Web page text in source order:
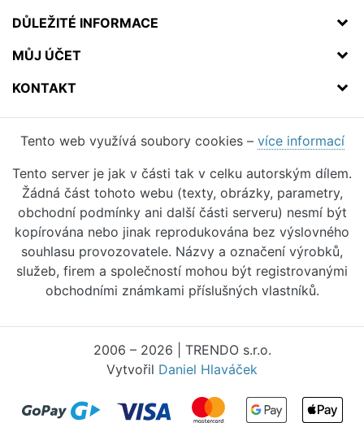
DŮLEŽITÉ INFORMACE
MŮJ ÚČET
KONTAKT
Tento web využívá soubory cookies – více informací
Tento server je jak v části tak v celku autorským dílem.
Žádná část tohoto webu (texty, obrázky, parametry,
obchodní podmínky ani další části serveru) nesmí být
kopírována nebo jinak reprodukována bez výslovného
souhlasu provozovatele. Názvy a označení výrobků,
služeb, firem a společností mohou být registrovanými
obchodními známkami příslušných vlastníků.
2006 – 2026 | TRENDO s.r.o.
Vytvořil Daniel Hlaváček